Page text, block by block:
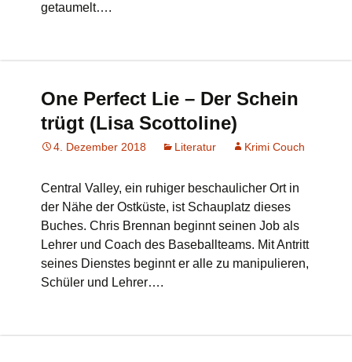
getaumelt….
One Perfect Lie – Der Schein
trügt (Lisa Scottoline)
4. Dezember 2018 Literatur Krimi Couch
Central Valley, ein ruhiger beschaulicher Ort in
der Nähe der Ostküste, ist Schauplatz dieses
Buches. Chris Brennan beginnt seinen Job als
Lehrer und Coach des Baseballteams. Mit Antritt
seines Dienstes beginnt er alle zu manipulieren,
Schüler und Lehrer….